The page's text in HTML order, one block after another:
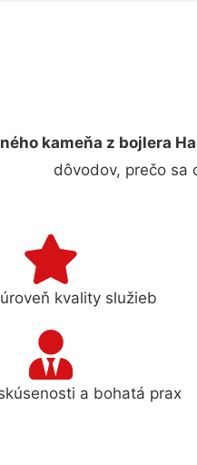
kameňa z bojlera
dôvodov, prečo sa
kvality služieb
a bohatá prax